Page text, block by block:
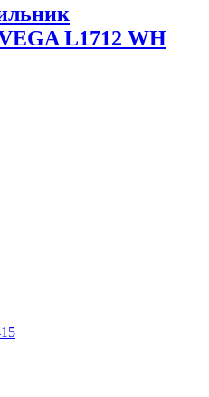
L1712 WH